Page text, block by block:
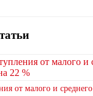
от малого и среднего